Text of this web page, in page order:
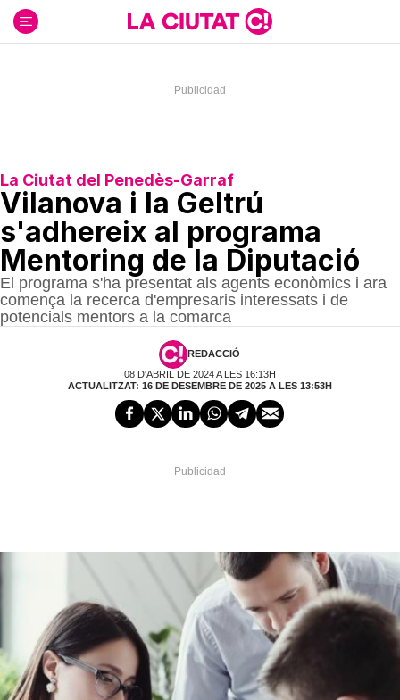
contenido
La Ciutat del Penedès-Garraf
Vilanova i la Geltrú
s'adhereix al programa
Mentoring de la Diputació
El programa s'ha presentat als agents econòmics i ara
comença la recerca d'empresaris interessats i de
potencials mentors a la comarca
REDACCIÓ
08 D'ABRIL DE 2024 A LES 16:13H
ACTUALITZAT: 16 DE DESEMBRE DE 2025 A LES 13:53H